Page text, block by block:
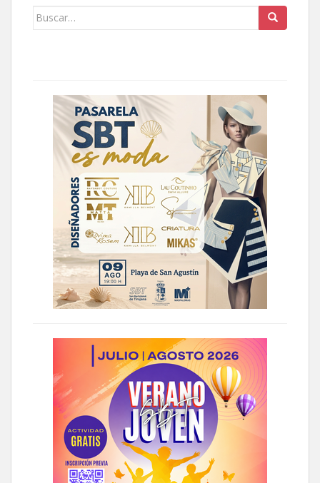
Buscar: